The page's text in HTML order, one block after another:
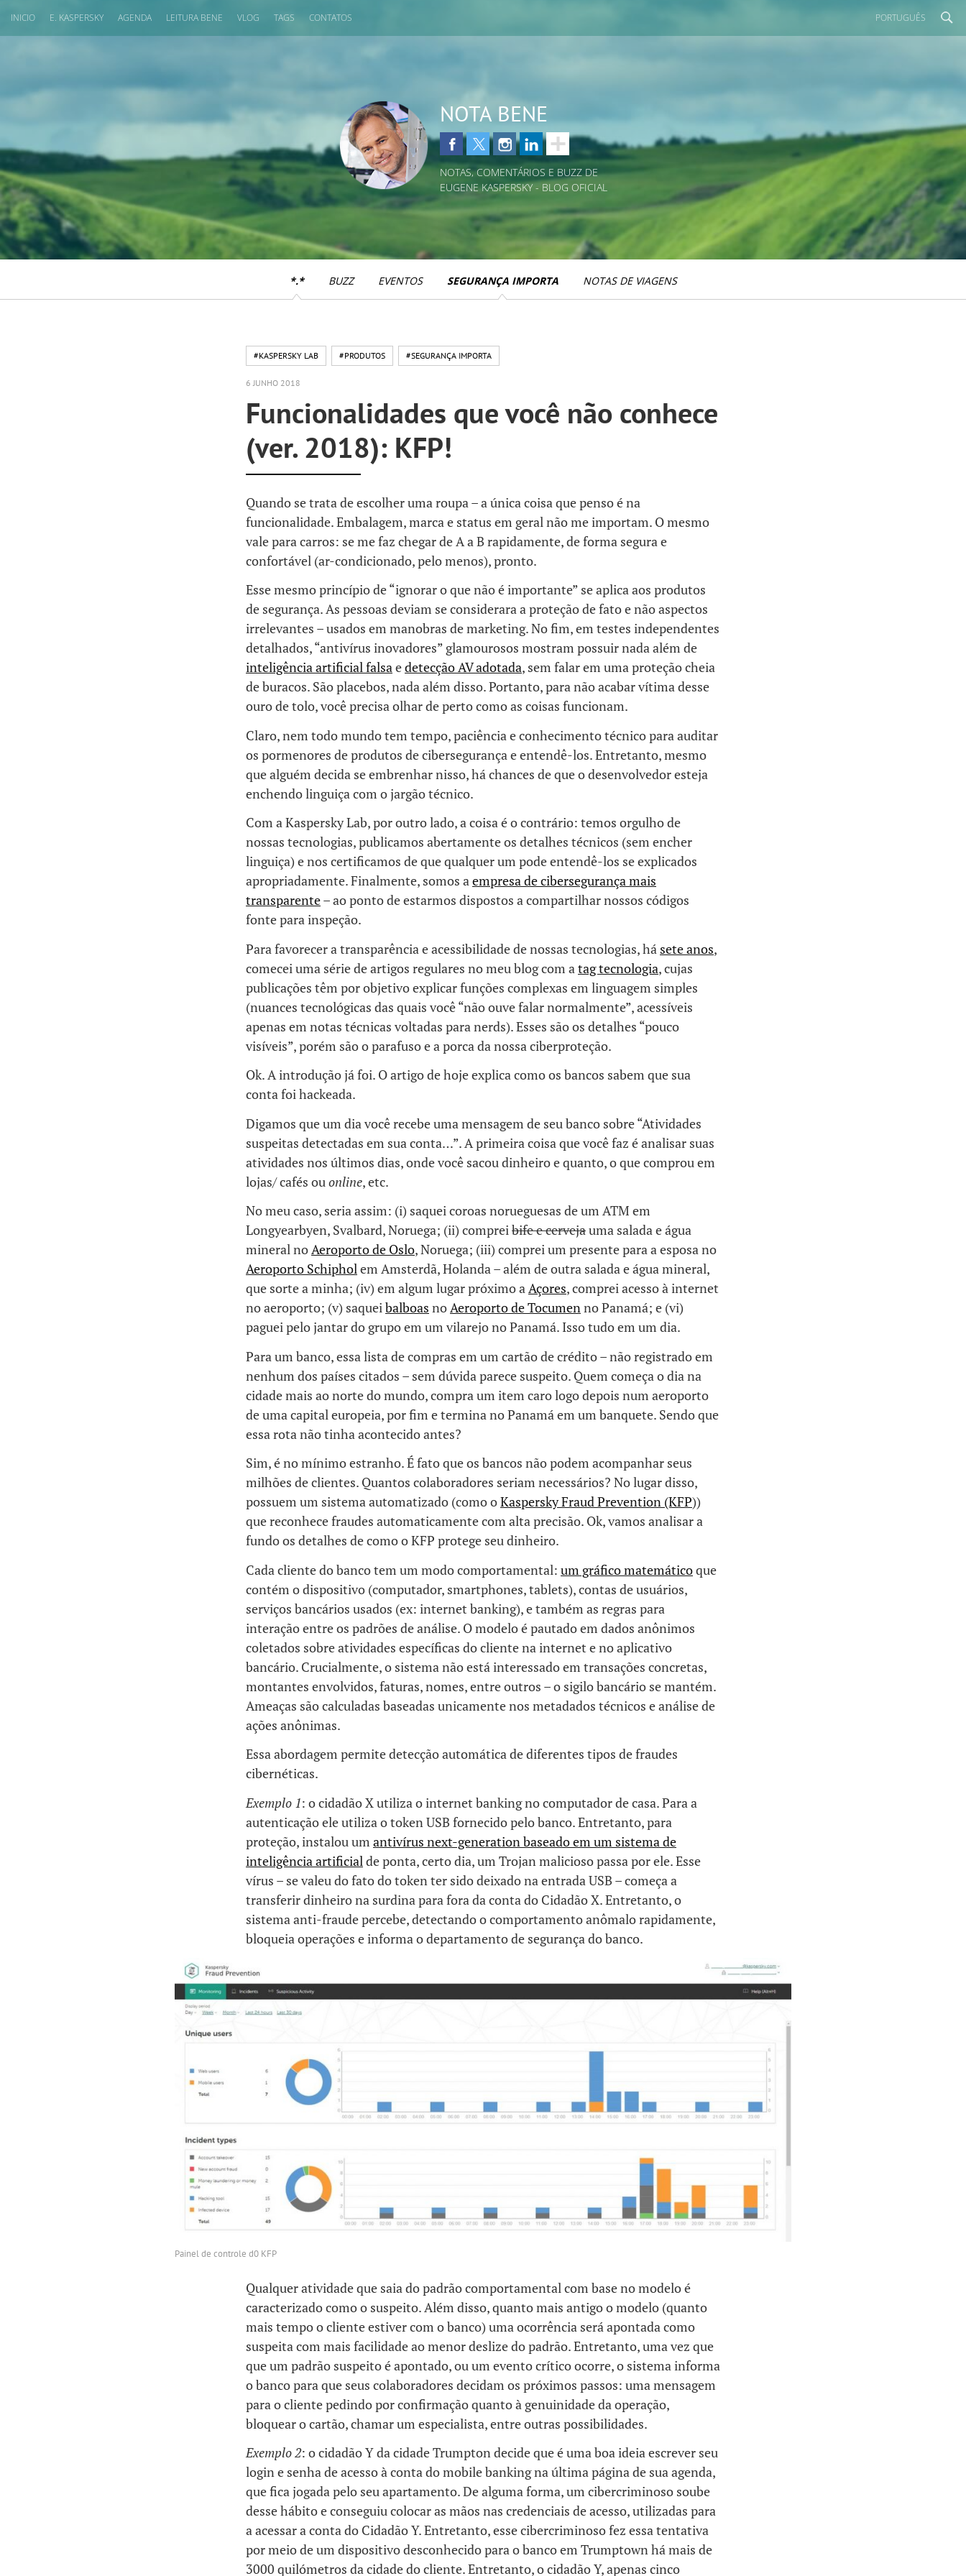
INICIO E. KASPERSKY AGENDA LEITURA BENE VLOG TAGS CONTATOS PORTUGUÊS
NOTA BENE
NOTAS, COMENTÁRIOS E BUZZ DE
EUGENE KASPERSKY - BLOG OFICIAL
*.* BUZZ EVENTOS SEGURANÇA IMPORTA NOTAS DE VIAGENS
#KASPERSKY LAB #PRODUTOS #SEGURANÇA IMPORTA
6 JUNHO 2018
Funcionalidades que você não conhece
(ver. 2018): KFP!
Quando se trata de escolher uma roupa – a única coisa que penso é na
funcionalidade. Embalagem, marca e status em geral não me importam. O mesmo
vale para carros: se me faz chegar de A a B rapidamente, de forma segura e
confortável (ar-condicionado, pelo menos), pronto.
Esse mesmo princípio de “ignorar o que não é importante” se aplica aos produtos
de segurança. As pessoas deviam se considerara a proteção de fato e não aspectos
irrelevantes – usados em manobras de marketing. No fim, em testes independentes
detalhados, “antivírus inovadores” glamourosos mostram possuir nada além de
inteligência artificial falsaedetecção AV adotada, sem falar em uma proteção cheia
de buracos. São placebos, nada além disso. Portanto, para não acabar vítima desse
ouro de tolo, você precisa olhar de perto como as coisas funcionam.
Claro, nem todo mundo tem tempo, paciência e conhecimento técnico para auditar
os pormenores de produtos de cibersegurança e entendê-los. Entretanto, mesmo
que alguém decida se embrenhar nisso, há chances de que o desenvolvedor esteja
enchendo linguiça com o jargão técnico.
Com a Kaspersky Lab, por outro lado, a coisa é o contrário: temos orgulho de
nossas tecnologias, publicamos abertamente os detalhes técnicos (sem encher
linguiça) e nos certificamos de que qualquer um pode entendê-los se explicados
apropriadamente. Finalmente, somos aempresa de cibersegurança mais
transparente– ao ponto de estarmos dispostos a compartilhar nossos códigos
fonte para inspeção.
Para favorecer a transparência e acessibilidade de nossas tecnologias, há sete anos,
comecei uma série de artigos regulares no meu blog com atag tecnologia, cujas
publicações têm por objetivo explicar funções complexas em linguagem simples
(nuances tecnológicas das quais você “não ouve falar normalmente”, acessíveis
apenas em notas técnicas voltadas para nerds). Esses são os detalhes “pouco
visíveis”, porém são o parafuso e a porca da nossa ciberproteção.
Ok. A introdução já foi. O artigo de hoje explica como os bancos sabem que sua
conta foi hackeada.
Digamos que um dia você recebe uma mensagem de seu banco sobre “Atividades
suspeitas detectadas em sua conta…”. A primeira coisa que você faz é analisar suas
atividades nos últimos dias, onde você sacou dinheiro e quanto, o que comprou em
lojas/ cafés ouonline, etc.
No meu caso, seria assim: (i) saquei coroas norueguesas de um ATM em
Longyearbyen, Svalbard, Noruega; (ii) compreibife e cervejauma salada e água
mineral noAeroporto de Oslo, Noruega; (iii) comprei um presente para a esposa no
Aeroporto Schipholem Amsterdã, Holanda – além de outra salada e água mineral,
que sorte a minha; (iv) em algum lugar próximo aAçores, comprei acesso à internet
no aeroporto; (v) saqueibalboas noAeroporto de Tocumenno Panamá; e (vi)
paguei pelo jantar do grupo em um vilarejo no Panamá. Isso tudo em um dia.
Para um banco, essa lista de compras em um cartão de crédito – não registrado em
nenhum dos países citados – sem dúvida parece suspeito. Quem começa o dia na
cidade mais ao norte do mundo, compra um item caro logo depois num aeroporto
de uma capital europeia, por fim e termina no Panamá em um banquete. Sendo que
essa rota não tinha acontecido antes?
Sim, é no mínimo estranho. É fato que os bancos não podem acompanhar seus
milhões de clientes. Quantos colaboradores seriam necessários? No lugar disso,
possuem um sistema automatizado (como oKaspersky Fraud Prevention (KFP))
que reconhece fraudes automaticamente com alta precisão. Ok, vamos analisar a
fundo os detalhes de como o KFP protege seu dinheiro.
Cada cliente do banco tem um modo comportamental: um gráfico matemáticoque
contém o dispositivo (computador, smartphones, tablets), contas de usuários,
serviços bancários usados (ex: internet banking), e também as regras para
interação entre os padrões de análise. O modelo é pautado em dados anônimos
coletados sobre atividades específicas do cliente na internet e no aplicativo
bancário. Crucialmente, o sistema não está interessado em transações concretas,
montantes envolvidos, faturas, nomes, entre outros – o sigilo bancário se mantém.
Ameaças são calculadas baseadas unicamente nos metadados técnicos e análise de
ações anônimas.
Essa abordagem permite detecção automática de diferentes tipos de fraudes
cibernéticas.
Exemplo 1: o cidadão X utiliza o internet banking no computador de casa. Para a
autenticação ele utiliza o token USB fornecido pelo banco. Entretanto, para
proteção, instalou um antivírus next-generation baseado em um sistema de
inteligência artificialde ponta, certo dia, um Trojan malicioso passa por ele. Esse
vírus – se valeu do fato do token ter sido deixado na entrada USB – começa a
transferir dinheiro na surdina para fora da conta do Cidadão X. Entretanto, o
sistema anti-fraude percebe, detectando o comportamento anômalo rapidamente,
bloqueia operações e informa o departamento de segurança do banco.
Painel de controle d0 KFP
Qualquer atividade que saia do padrão comportamental com base no modelo é
caracterizado como o suspeito. Além disso, quanto mais antigo o modelo (quanto
mais tempo o cliente estiver com o banco) uma ocorrência será apontada como
suspeita com mais facilidade ao menor deslize do padrão. Entretanto, uma vez que
que um padrão suspeito é apontado, ou um evento crítico ocorre, o sistema informa
o banco para que seus colaboradores decidam os próximos passos: uma mensagem
para o cliente pedindo por confirmação quanto à genuinidade da operação,
bloquear o cartão, chamar um especialista, entre outras possibilidades.
Exemplo 2: o cidadão Y da cidade Trumpton decide que é uma boa ideia escrever seu
login e senha de acesso à conta do mobile banking na última página de sua agenda,
que fica jogada pelo seu apartamento. De alguma forma, um cibercriminoso soube
desse hábito e conseguiu colocar as mãos nas credenciais de acesso, utilizadas para
a acessar a conta do Cidadão Y. Entretanto, esse cibercriminoso fez essa tentativa
por meio de um dispositivo desconhecido para o banco em Trumptown há mais de
3000 quilómetros da cidade do cliente. Entretanto, o cidadão Y, apenas cinco